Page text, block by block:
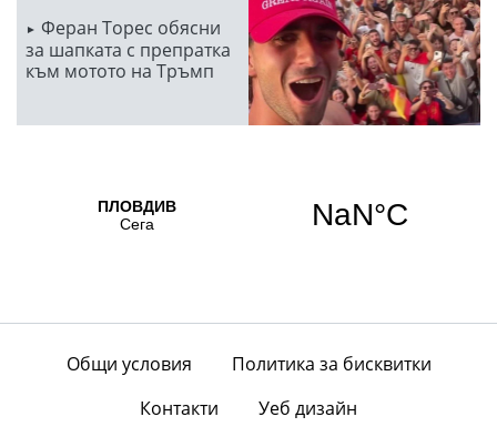
Феран Торес обясни
за шапката с препратка
към мотото на Тръмп
Общи условия
Политика за бисквитки
Контакти
Уеб дизайн